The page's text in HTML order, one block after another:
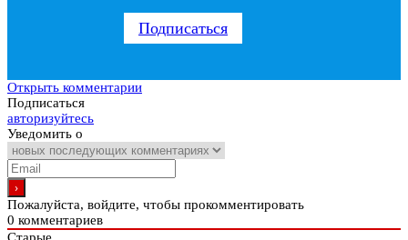
Подписаться
Открыть комментарии
Подписаться
авторизуйтесь
Уведомить о
Пожалуйста, войдите, чтобы прокомментировать
0 комментариев